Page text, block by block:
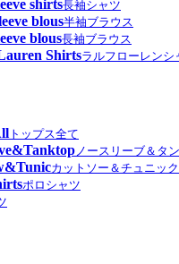
shirts長袖シャツ
blous半袖ブラウス
blous長袖ブラウス
Shirtsラルフローレンシ
トップス全て
ノースリーブ＆タ
カットソー＆チュニック
ポロシャツ